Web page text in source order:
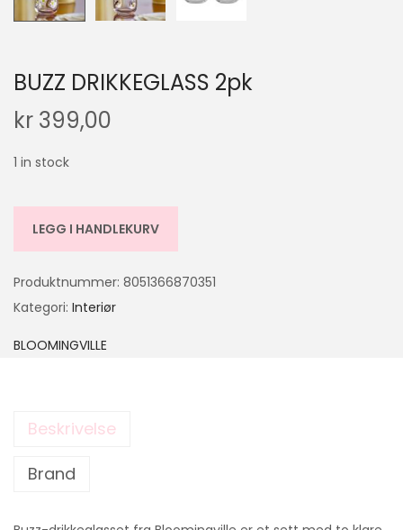
BUZZ DRIKKEGLASS 2pk
kr 399,00
1 in stock
LEGG I HANDLEKURV
Produktnummer: 8051366870351
Kategori: Interiør
BLOOMINGVILLE
Beskrivelse
Brand